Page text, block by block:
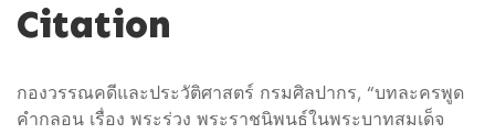
Citation
กองวรรณคดีและประวัติศาสตร์ กรมศิลปากร, “บทละครพูด
คำกลอน เรื่อง พระร่วง พระราชนิพนธ์ในพระบาทสมเด็จ